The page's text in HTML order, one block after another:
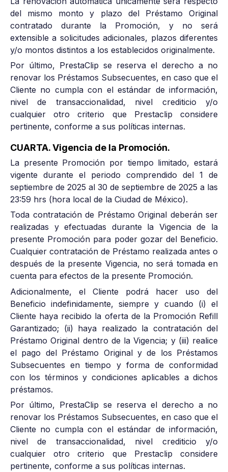
del mismo monto y plazo del Préstamo Original
contratado durante la Promoción, y no será
extensible a solicitudes adicionales, plazos diferentes
y/o montos distintos a los establecidos originalmente.
Por último, PrestaClip se reserva el derecho a no
renovar los Préstamos Subsecuentes, en caso que el
Cliente no cumpla con el estándar de información,
nivel de transaccionalidad, nivel crediticio y/o
cualquier otro criterio que Prestaclip considere
pertinente, conforme a sus políticas internas.
CUARTA. Vigencia de la Promoción.
La presente Promoción por tiempo limitado, estará
vigente durante el periodo comprendido del 1 de
septiembre de 2025 al 30 de septiembre de 2025 a las
23:59 hrs (hora local de la Ciudad de México).
Toda contratación de Préstamo Original deberán ser
realizadas y efectuadas durante la Vigencia de la
presente Promoción para poder gozar del Beneficio.
Cualquier contratación de Préstamo realizada antes o
después de la presente Vigencia, no será tomada en
cuenta para efectos de la presente Promoción.
Adicionalmente, el Cliente podrá hacer uso del
Beneficio indefinidamente, siempre y cuando (i) el
Cliente haya recibido la oferta de la Promoción Refill
Garantizado; (ii) haya realizado la contratación del
Préstamo Original dentro de la Vigencia; y (iii) realice
el pago del Préstamo Original y de los Préstamos
Subsecuentes en tiempo y forma de conformidad
con los términos y condiciones aplicables a dichos
préstamos.
Por último, PrestaClip se reserva el derecho a no
renovar los Préstamos Subsecuentes, en caso que el
Cliente no cumpla con el estándar de información,
nivel de transaccionalidad, nivel crediticio y/o
cualquier otro criterio que Prestaclip considere
pertinente, conforme a sus políticas internas.